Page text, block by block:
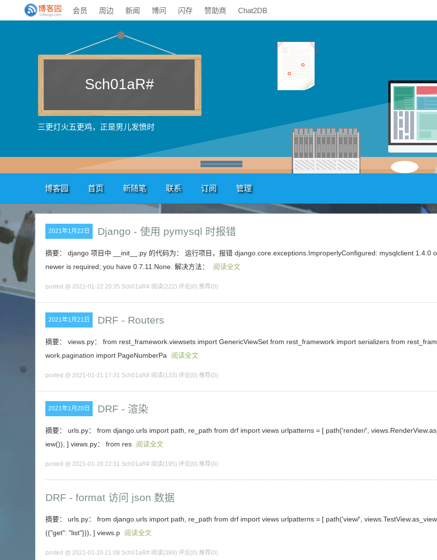
会员 周边 新闻 博问 闪存 赞助商 Chat2DB
Sch01aR#
三更灯火五更鸡，正是男儿发愤时
博客园 首页 新随笔 联系 订阅 管理
2021年1月22日 Django - 使用 pymysql 时报错
摘要： django 项目中 __init__.py 的代码为： 运行项目，报错 django.core.exceptions.ImproperlyConfigured: mysqlclient 1.4.0
newer is required; you have 0.7.11.None. 解决方法：
阅读全文
posted @ 2021-01-22 20:35 Sch01aR# 阅读(222) 评论(0) 推荐(0)
2021年1月21日 DRF - Routers
摘要： views.py： from rest_framework.viewsets import GenericViewSet from rest_framework import serializers from
work.pagination import PageNumberPa
阅读全文
posted @ 2021-01-21 17:31 Sch01aR# 阅读(133) 评论(0) 推荐(0)
2021年1月20日 DRF - 渲染
摘要： urls.py： from django.urls import path, re_path from drf import views urlpatterns = [ path('render/',
iew()), ] views.py： from res
阅读全文
posted @ 2021-01-20 22:31 Sch01aR# 阅读(195) 评论(0) 推荐(0)
DRF - format 访问 json 数据
摘要： urls.py： from django.urls import path, re_path from drf import views urlpatterns = [ path('view/', views.TestView.as_view
({"get": "list"})), ] views.p
阅读全文
posted @ 2021-01-20 21:08 Sch01aR# 阅读(389) 评论(0) 推荐(0)